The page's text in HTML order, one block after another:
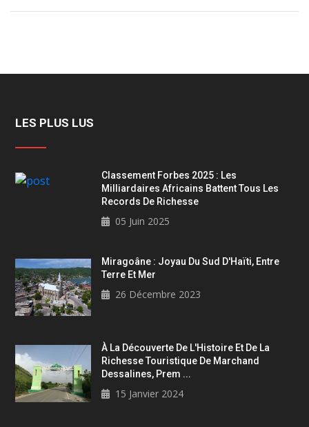
LES PLUS LUS
Classement Forbes 2025 : Les
Milliardaires Africains Battent Tous Les
Records De Richesse
05 Juin 2025
Miragoâne : Joyau Du Sud D'Haïti, Entre
Terre Et Mer
26 Décembre 2023
À La Découverte De L'Histoire Et De La
Richesse Touristique De Marchand
Dessalines, Prem ...
15 Janvier 2024